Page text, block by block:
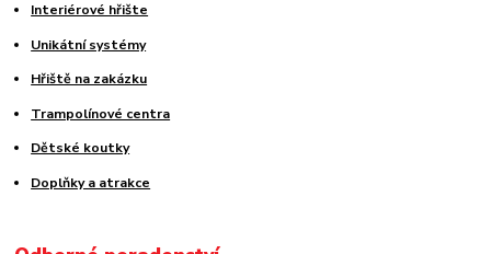
Interiérové hřište
Unikátní systémy
Hřiště na zakázku
Trampolínové centra
Dětské koutky
Doplňky a atrakce